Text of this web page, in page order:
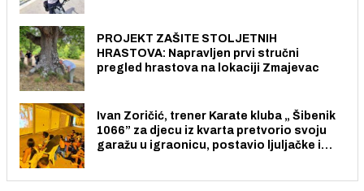
PROJEKT ZAŠITE STOLJETNIH
HRASTOVA: Napravljen prvi stručni
pregled hrastova na lokaciji Zmajevac
Ivan Zoričić, trener Karate kluba „ Šibenik
1066” za djecu iz kvarta pretvorio svoju
garažu u igraonicu, postavio ljuljačke i